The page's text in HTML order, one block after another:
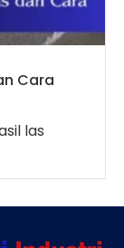
Cara
las